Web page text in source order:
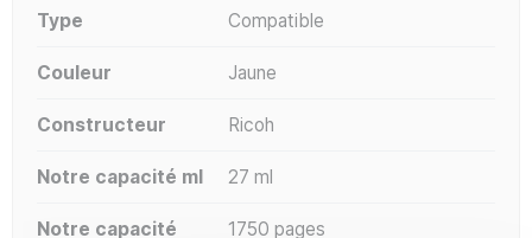
Type Compatible
Couleur Jaune
Constructeur Ricoh
Notre capacité ml 27 ml
Notre capacité
1750 pages